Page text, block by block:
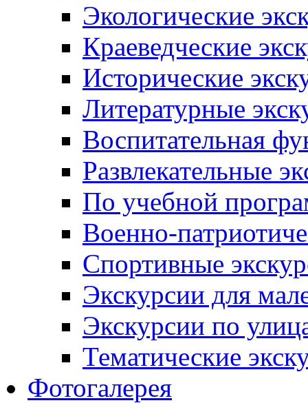
Экологические
Краеведческие
Исторические
Литературные
Воспитательная
Развлекательные
По учебной
Военно-
Спортивные
Экскурсии для
Экскурсии по
Тематические
Фотогалерея